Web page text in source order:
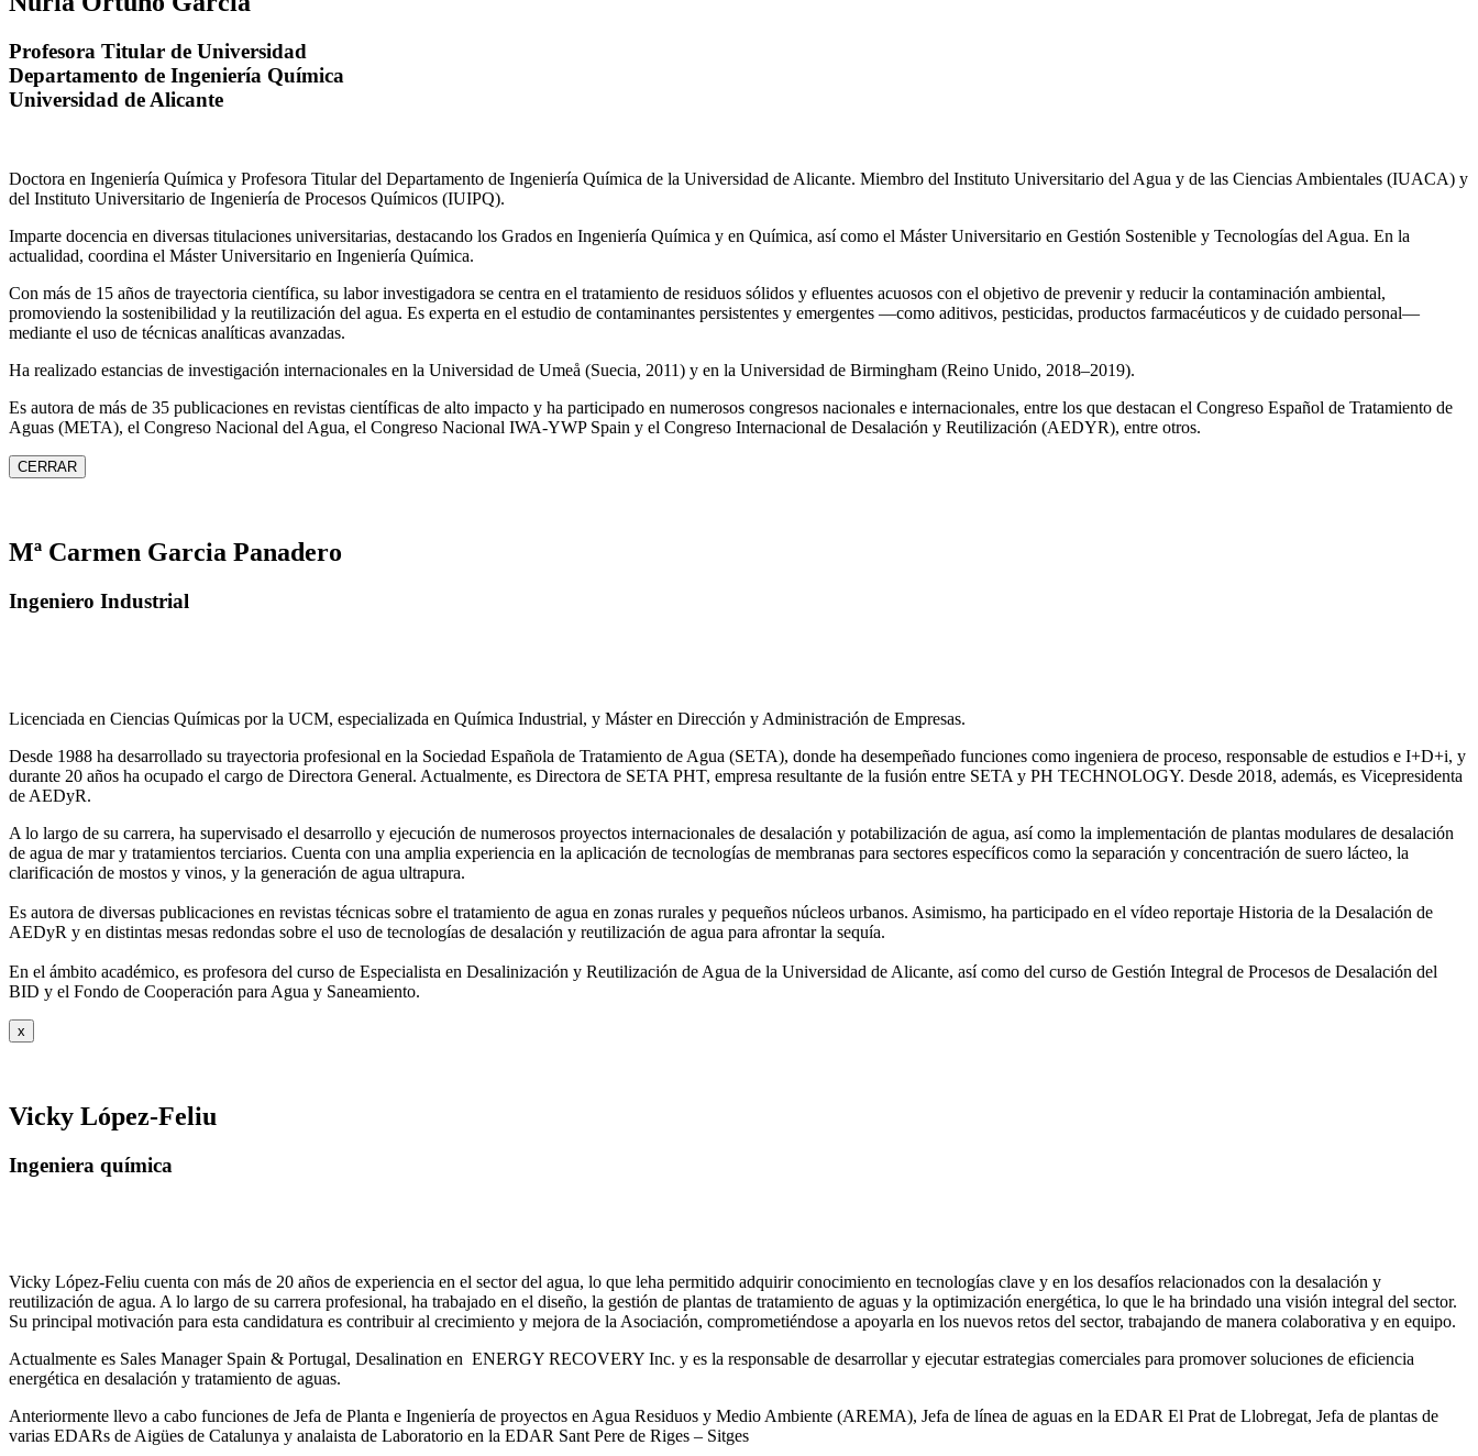
Profesora Titular de Universidad
Departamento de Ingeniería Química
Universidad de Alicante
Doctora en Ingeniería Química y Profesora Titular del Departamento de Ingeniería Química de la Universidad de Alicante. Miembro del Instituto Universitario del Agua y de las Ciencias Ambientales (IUACA) y
del Instituto Universitario de Ingeniería de Procesos Químicos (IUIPQ).
Imparte docencia en diversas titulaciones universitarias, destacando los Grados en Ingeniería Química y en Química, así como el Máster Universitario en Gestión Sostenible y Tecnologías del Agua. En la
actualidad, coordina el Máster Universitario en Ingeniería Química.
Con más de 15 años de trayectoria científica, su labor investigadora se centra en el tratamiento de residuos sólidos y efluentes acuosos con el objetivo de prevenir y reducir la contaminación ambiental,
promoviendo la sostenibilidad y la reutilización del agua. Es experta en el estudio de contaminantes persistentes y emergentes —como aditivos, pesticidas, productos farmacéuticos y de cuidado personal—
mediante el uso de técnicas analíticas avanzadas.
Ha realizado estancias de investigación internacionales en la Universidad de Umeå (Suecia, 2011) y en la Universidad de Birmingham (Reino Unido, 2018–2019).
Es autora de más de 35 publicaciones en revistas científicas de alto impacto y ha participado en numerosos congresos nacionales e internacionales, entre los que destacan el Congreso Español de Tratamiento de
Aguas (META), el Congreso Nacional del Agua, el Congreso Nacional IWA‑YWP Spain y el Congreso Internacional de Desalación y Reutilización (AEDYR), entre otros.
CERRAR
Mª Carmen Garcia Panadero
Ingeniero Industrial
Licenciada en Ciencias Químicas por la UCM, especializada en Química Industrial, y Máster en Dirección y Administración de Empresas.
Desde 1988 ha desarrollado su trayectoria profesional en la Sociedad Española de Tratamiento de Agua (SETA), donde ha desempeñado funciones como ingeniera de proceso, responsable de estudios e I+D+i, y
durante 20 años ha ocupado el cargo de Directora General. Actualmente, es Directora de SETA PHT, empresa resultante de la fusión entre SETA y PH TECHNOLOGY. Desde 2018, además, es Vicepresidenta
de AEDyR.
A lo largo de su carrera, ha supervisado el desarrollo y ejecución de numerosos proyectos internacionales de desalación y potabilización de agua, así como la implementación de plantas modulares de desalación
de agua de mar y tratamientos terciarios. Cuenta con una amplia experiencia en la aplicación de tecnologías de membranas para sectores específicos como la separación y concentración de suero lácteo, la
clarificación de mostos y vinos, y la generación de agua ultrapura.
Es autora de diversas publicaciones en revistas técnicas sobre el tratamiento de agua en zonas rurales y pequeños núcleos urbanos. Asimismo, ha participado en el vídeo reportaje Historia de la Desalación de
AEDyR y en distintas mesas redondas sobre el uso de tecnologías de desalación y reutilización de agua para afrontar la sequía.
En el ámbito académico, es profesora del curso de Especialista en Desalinización y Reutilización de Agua de la Universidad de Alicante, así como del curso de Gestión Integral de Procesos de Desalación del
BID y el Fondo de Cooperación para Agua y Saneamiento.
x
Vicky López-Feliu
Ingeniera química
Vicky López-Feliu cuenta con más de 20 años de experiencia en el sector del agua, lo que leha permitido adquirir conocimiento en tecnologías clave y en los desafíos relacionados con la desalación y
reutilización de agua. A lo largo de su carrera profesional, ha trabajado en el diseño, la gestión de plantas de tratamiento de aguas y la optimización energética, lo que le ha brindado una visión integral del sector.
Su principal motivación para esta candidatura es contribuir al crecimiento y mejora de la Asociación, comprometiéndose a apoyarla en los nuevos retos del sector, trabajando de manera colaborativa y en equipo.
Actualmente es Sales Manager Spain & Portugal, Desalination en ENERGY RECOVERY Inc. y es la responsable de desarrollar y ejecutar estrategias comerciales para promover soluciones de eficiencia
energética en desalación y tratamiento de aguas.
Anteriormente llevo a cabo funciones de Jefa de Planta e Ingeniería de proyectos en Agua Residuos y Medio Ambiente (AREMA), Jefa de línea de aguas en la EDAR El Prat de Llobregat, Jefa de plantas de
varias EDARs de Aigües de Catalunya y analaista de Laboratorio en la EDAR Sant Pere de Riges – Sitges